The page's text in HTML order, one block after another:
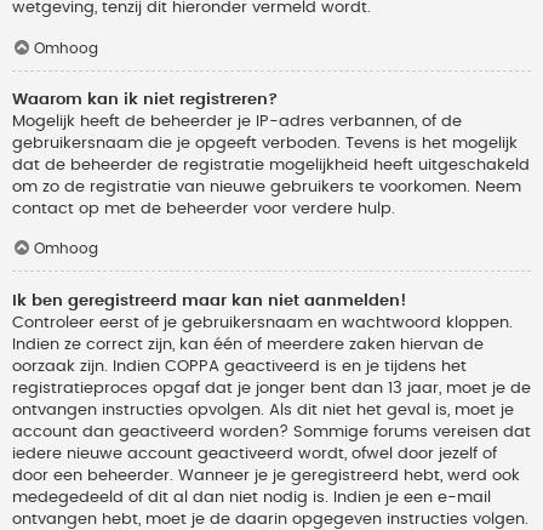
wetgeving, tenzij dit hieronder vermeld wordt.
Omhoog
Waarom kan ik niet registreren?
Mogelijk heeft de beheerder je IP-adres verbannen, of de
gebruikersnaam die je opgeeft verboden. Tevens is het mogelijk
dat de beheerder de registratie mogelijkheid heeft uitgeschakeld
om zo de registratie van nieuwe gebruikers te voorkomen. Neem
contact op met de beheerder voor verdere hulp.
Omhoog
Ik ben geregistreerd maar kan niet aanmelden!
Controleer eerst of je gebruikersnaam en wachtwoord kloppen.
Indien ze correct zijn, kan één of meerdere zaken hiervan de
oorzaak zijn. Indien COPPA geactiveerd is en je tijdens het
registratieproces opgaf dat je jonger bent dan 13 jaar, moet je de
ontvangen instructies opvolgen. Als dit niet het geval is, moet je
account dan geactiveerd worden? Sommige forums vereisen dat
iedere nieuwe account geactiveerd wordt, ofwel door jezelf of
door een beheerder. Wanneer je je geregistreerd hebt, werd ook
medegedeeld of dit al dan niet nodig is. Indien je een e-mail
ontvangen hebt, moet je de daarin opgegeven instructies volgen.